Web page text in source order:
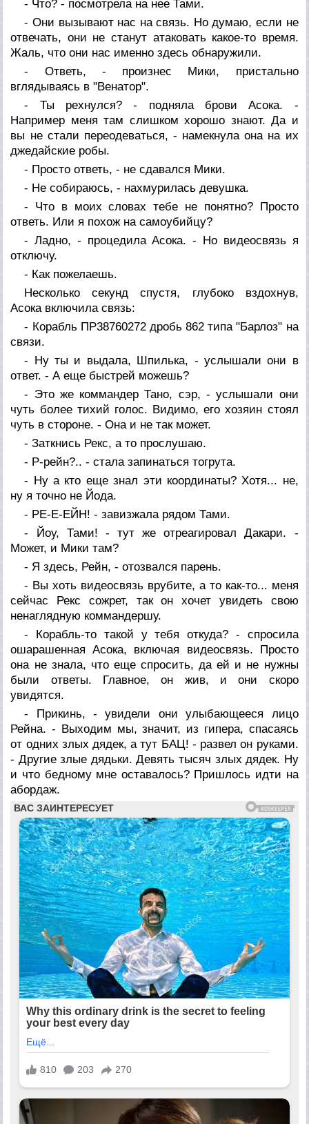
- Что? - посмотрела на нее Тами.
- Они вызывают нас на связь. Но думаю, если не
отвечать, они не станут атаковать какое-то время.
Жаль, что они нас именно здесь обнаружили.
- Ответь, - произнес Мики, пристально
вглядываясь в "Венатор".
- Ты рехнулся? - подняла брови Асока. -
Например меня там слишком хорошо знают. Да и
вы не стали переодеваться, - намекнула она на их
джедайские робы.
- Просто ответь, - не сдавался Мики.
- Не собираюсь, - нахмурилась девушка.
- Что в моих словах тебе не понятно? Просто
ответь. Или я похож на самоубийцу?
- Ладно, - процедила Асока. - Но видеосвязь я
отключу.
- Как пожелаешь.
Несколько секунд спустя, глубоко вздохнув,
Асока включила связь:
- Корабль ПР38760272 дробь 862 типа "Барлоз" на
связи.
- Ну ты и выдала, Шпилька, - услышали они в
ответ. - А еще быстрей можешь?
- Это же коммандер Тано, сэр, - услышали они
чуть более тихий голос. Видимо, его хозяин стоял
чуть в стороне. - Она и не так может.
- Заткнись Рекс, а то прослушаю.
- Р-рейн?.. - стала запинаться тогрута.
- Ну а кто еще знал эти координаты? Хотя... не,
ну я точно не Йода.
- РЕ-Е-ЕЙН! - завизжала рядом Тами.
- Йоу, Тами! - тут же отреагировал Дакари. -
Может, и Мики там?
- Я здесь, Рейн, - отозвался парень.
- Вы хоть видеосвязь врубите, а то как-то... меня
сейчас Рекс сожрет, так он хочет увидеть свою
ненаглядную коммандершу.
- Корабль-то такой у тебя откуда? - спросила
ошарашенная Асока, включая видеосвязь. Просто
она не знала, что еще спросить, да ей и не нужны
были ответы. Главное, он жив, и они скоро
увидятся.
- Прикинь, - увидели они улыбающееся лицо
Рейна. - Выходим мы, значит, из гипера, спасаясь
от одних злых дядек, а тут БАЦ! - развел он руками.
- Другие злые дядьки. Девять тысяч злых дядек. Ну
и что бедному мне оставалось? Пришлось идти на
абордаж.